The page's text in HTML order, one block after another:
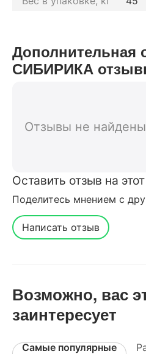
Дополнительная
СИБИРИКА
Отзывы не найдены
Оставить отзыв на
Поделитесь мнением с
Написать отзыв
Возможно, вас
заинтересует
Самые популярные